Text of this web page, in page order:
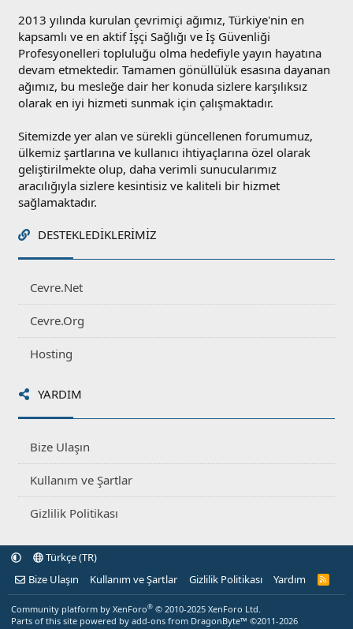
2013 yılında kurulan çevrimiçi ağımız, Türkiye'nin en
kapsamlı ve en aktif İşçi Sağlığı ve İş Güvenliği
Profesyonelleri topluluğu olma hedefiyle yayın hayatına
devam etmektedir. Tamamen gönüllülük esasına dayanan
ağımız, bu mesleğe dair her konuda sizlere karşılıksız
olarak en iyi hizmeti sunmak için çalışmaktadır.
Sitemizde yer alan ve sürekli güncellenen forumumuz,
ülkemiz şartlarına ve kullanıcı ihtiyaçlarına özel olarak
geliştirilmekte olup, daha verimli sunucularımız
aracılığıyla sizlere kesintisiz ve kaliteli bir hizmet
sağlamaktadır.
DESTEKLEDIKLERIMIZ
Cevre.Net
Cevre.Org
Hosting
YARDIM
Bize Ulaşın
Kullanım ve Şartlar
Gizlilik Politikası
Türkçe (TR)
Bize Ulaşın
Kullanım ve Şartlar Gizlilik Politikası Yardım
R
Community platform by XenForo® © 2010-2025 XenForo Ltd.
Parts of this site powered by add-ons from DragonByte™ ©2011-2026